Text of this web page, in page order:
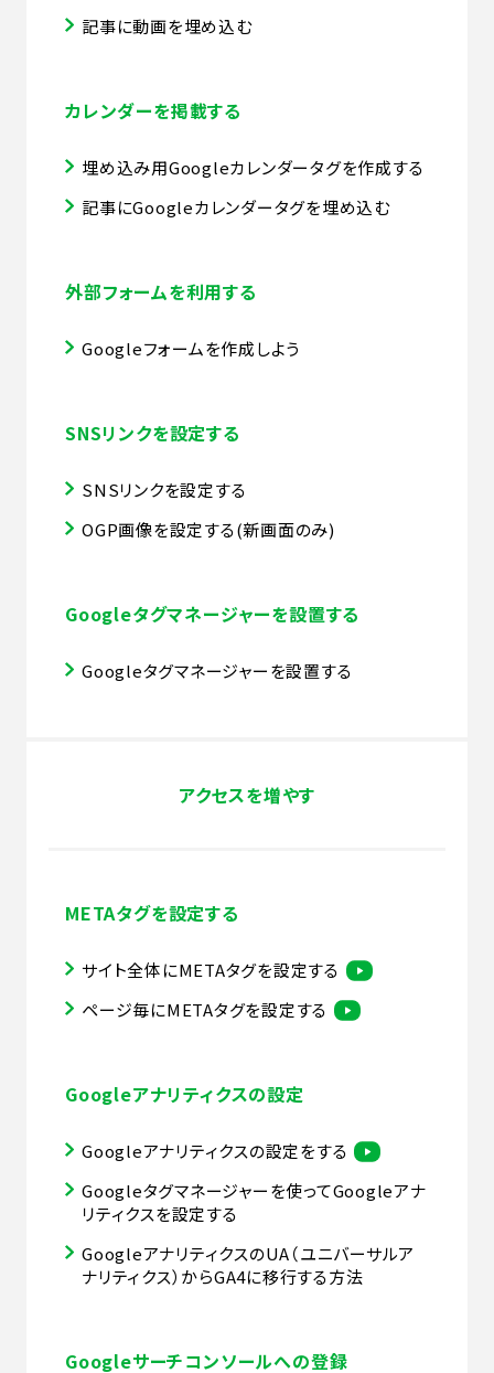
記事に動画を埋め込む
カレンダーを掲載する
埋め込み用Googleカレンダータグを作成する
記事にGoogleカレンダータグを埋め込む
外部フォームを利用する
Googleフォームを作成しよう
SNSリンクを設定する
SNSリンクを設定する
OGP画像を設定する(新画面のみ)
Googleタグマネージャーを設置する
Googleタグマネージャーを設置する
アクセスを増やす
METAタグを設定する
サイト全体にMETAタグを設定する
ページ毎にMETAタグを設定する
Googleアナリティクスの設定
Googleアナリティクスの設定をする
Googleタグマネージャーを使ってGoogleアナ
リティクスを設定する
GoogleアナリティクスのUA（ユニバーサルア
ナリティクス）からGA4に移行する方法
Googleサーチコンソールへの登録